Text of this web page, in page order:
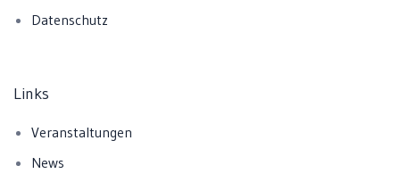
Datenschutz
Links
Veranstaltungen
News